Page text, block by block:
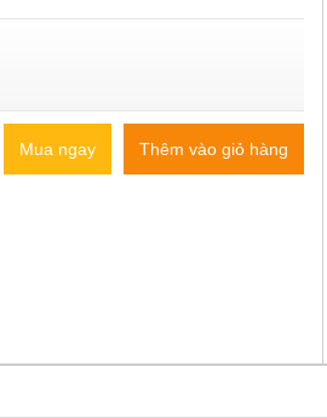
Mua ngay Thêm vào giỏ hàng